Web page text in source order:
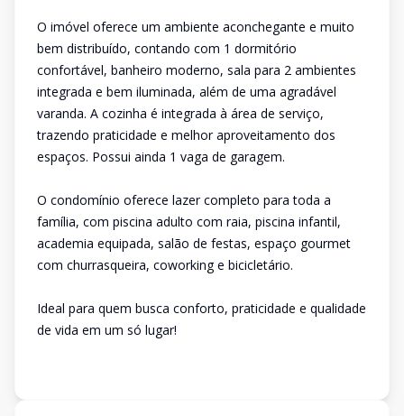
O imóvel oferece um ambiente aconchegante e muito
bem distribuído, contando com 1 dormitório
confortável, banheiro moderno, sala para 2 ambientes
integrada e bem iluminada, além de uma agradável
varanda. A cozinha é integrada à área de serviço,
trazendo praticidade e melhor aproveitamento dos
espaços. Possui ainda 1 vaga de garagem.
O condomínio oferece lazer completo para toda a
família, com piscina adulto com raia, piscina infantil,
academia equipada, salão de festas, espaço gourmet
com churrasqueira, coworking e bicicletário.
Ideal para quem busca conforto, praticidade e qualidade
de vida em um só lugar!